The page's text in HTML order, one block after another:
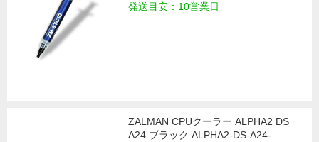
発送目安：10営業日
ZALMAN CPUクーラー ALPHA2 DS
A24 ブラック ALPHA2-DS-A24-